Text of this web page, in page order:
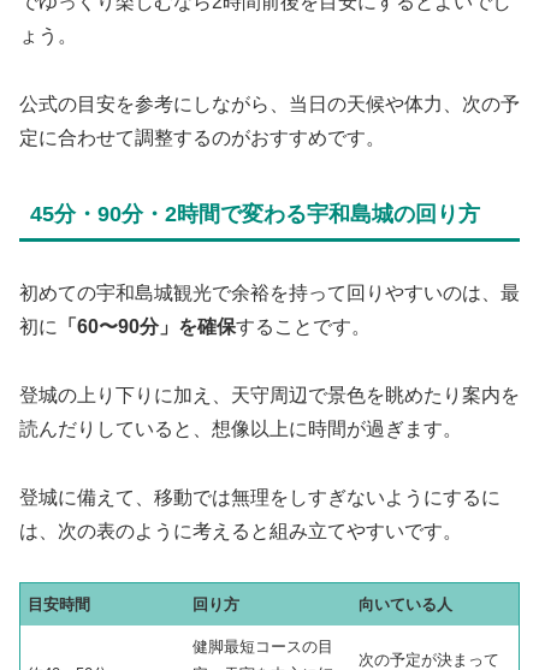
ょう。
公式の目安を参考にしながら、当日の天候や体力、次の予
定に合わせて調整するのがおすすめです。
45分・90分・2時間で変わる宇和島城の回り方
初めての宇和島城観光で余裕を持って回りやすいのは、最
初に
「60〜90分」を確保することです。
登城の上り下りに加え、天守周辺で景色を眺めたり案内を
読んだりしていると、想像以上に時間が過ぎます。
登城に備えて、移動では無理をしすぎないようにするに
は、次の表のように考えると組み立てやすいです。
目安時間 回り方 向いている人
健脚最短コースの目
次の予定が決まって